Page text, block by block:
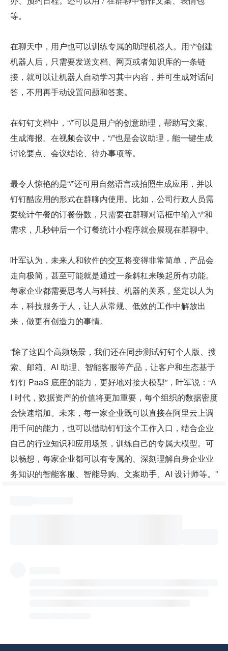
等。
在聊天中，用户也可以训练专属的助理机器人。用“/”创建
机器人后，只需要发送文档、网页或者知识库的一条链
接，就可以让机器人自动学习其中内容，并可生成对话问
答，不用再手动设置问题和答案。
在钉钉文档中，“/”可以是用户的创意助理，帮助写文案、
生成海报。在视频会议中，“/”也是会议助理，能一键生成
讨论要点、会议结论、待办事项等。
最令人惊艳的是“/”还可用自然语言或拍照生成应用，并以
钉钉酷应用的形式在群聊内使用。比如，公司行政人员需
要统计午餐的订餐份数，只需要在群聊对话框中输入“/”和
需求，几秒钟后一个订餐统计小程序就会展现在群聊中。
叶军认为，未来人和软件的交互将变得非常简单，产品会
走向极简，甚至可能就是通过一条斜杠来唤起所有功能。
每家企业都需要思考人与科技、机器的关系，坚定以人为
本，科技服务于人，让人从常规、低效的工作中解放出
来，做更有创造力的事情。
“除了这四个高频场景，我们还在同步测试钉钉个人版、搜
索、邮箱、AI 助理、智能客服等产品，让客户和生态基于
钉钉 PaaS 底座的能力，更好地对接大模型”，叶军说：“A
I 时代，数据资产的价值将更加重要，每个组织的数据密度
会快速增加。未来，每一家企业既可以直接在阿里云上调
用千问的能力，也可以借助钉钉这个工作入口，结合企业
自己的行业知识和应用场景，训练自己的专属大模型。可
以畅想，每家企业都可以有专属的、深刻理解自身企业业
务知识的智能客服、智能导购、文案助手、AI 设计师等。”